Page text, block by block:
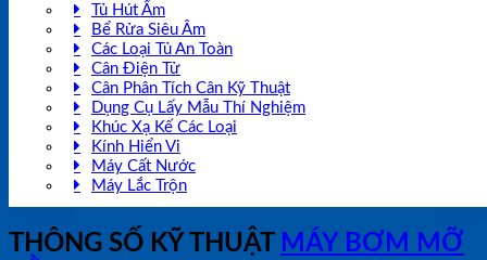
Tủ Hút Ẩm
Bể Rửa Siêu Âm
Các Loại Tủ An Toàn
Cân Điện Tử
Cân Phân Tích Cân Kỹ Thuật
Dụng Cụ Lấy Mẫu Thí Nghiệm
Khúc Xạ Kế Các Loại
Kính Hiển Vi
Máy Cất Nước
Máy Lắc Trộn
THÔNG SỐ KỸ THUẬT MÁY BƠM MỠ